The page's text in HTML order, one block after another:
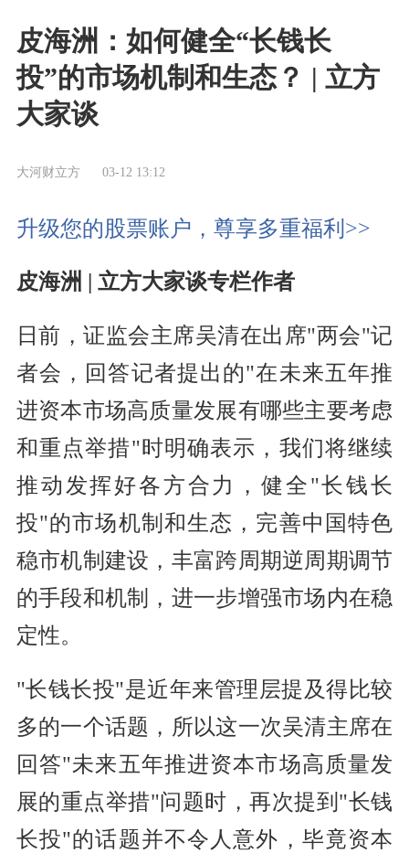
皮海洲：如何健全“长钱长
投”的市场机制和生态？ | 立方
大家谈
大河财立方 03-12 13:12
升级您的股票账户，尊享多重福利>>
皮海洲 | 立方大家谈专栏作者
日前，证监会主席吴清在出席"两会"记
者会，回答记者提出的"在未来五年推
进资本市场高质量发展有哪些主要考虑
和重点举措"时明确表示，我们将继续
推动发挥好各方合力，健全"长钱长
投"的市场机制和生态，完善中国特色
稳市机制建设，丰富跨周期逆周期调节
的手段和机制，进一步增强市场内在稳
定性。
"长钱长投"是近年来管理层提及得比较
多的一个话题，所以这一次吴清主席在
回答"未来五年推进资本市场高质量发
展的重点举措"问题时，再次提到"长钱
长投"的话题并不令人意外，毕竟资本